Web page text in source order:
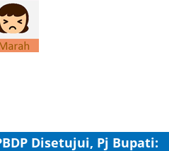
Disetujui, Pj Bupati: